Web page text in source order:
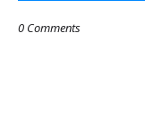
0 Comments